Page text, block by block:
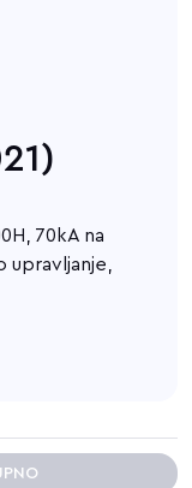
70kA na
upravljanje,